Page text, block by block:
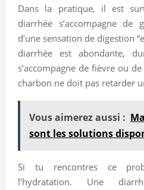
Dans la pratique, il est
diarrhée s’accompagne
d’une sensation de digestion
diarrhée est abondante,
s’accompagne de fièvre ou
charbon ne doit pas retarder
Vous aimerez aussi :
sont les solutions
Si tu rencontres ce
l’hydratation. Une